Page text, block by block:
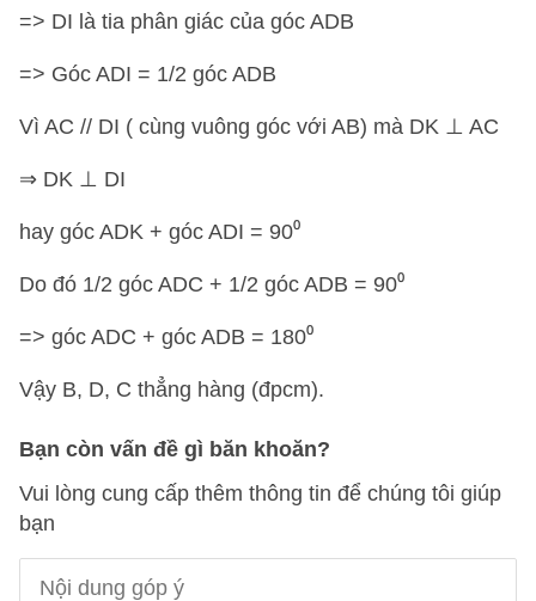
=> DI là tia phân giác của góc ADB
=> Góc ADI = 1/2 góc ADB
Vì AC // DI ( cùng vuông góc với AB) mà DK ⊥ AC
⇒ DK ⊥ DI
hay góc ADK + góc ADI = 90⁰
Do đó 1/2 góc ADC + 1/2 góc ADB = 90⁰
=> góc ADC + góc ADB = 180⁰
Vậy B, D, C thẳng hàng (đpcm).
Bạn còn vấn đề gì băn khoăn?
Vui lòng cung cấp thêm thông tin để chúng tôi giúp
bạn